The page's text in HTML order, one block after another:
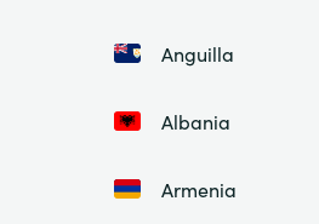
Anguilla
Albania
Armenia